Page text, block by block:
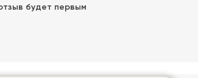
будет первым